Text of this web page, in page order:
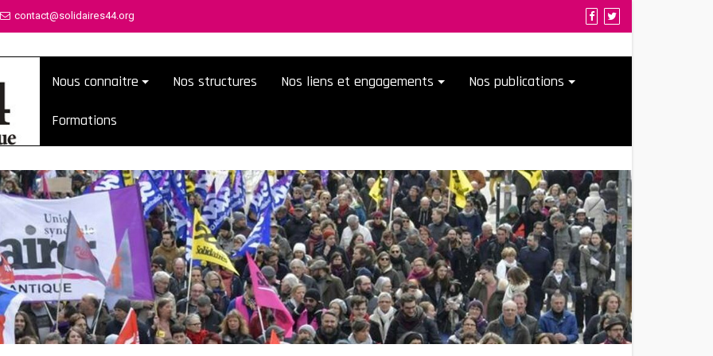
contact@solidaires44.org
Nous connaitre Nos structures Nos liens et engagements Nos publications
Formations